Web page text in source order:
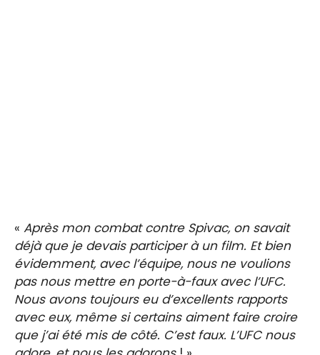
« Après mon combat contre Spivac, on savait
déjà que je devais participer à un film. Et bien
évidemment, avec l’équipe, nous ne voulions
pas nous mettre en porte-à-faux avec l’UFC.
Nous avons toujours eu d’excellents rapports
avec eux, même si certains aiment faire croire
que j’ai été mis de côté. C’est faux. L’UFC nous